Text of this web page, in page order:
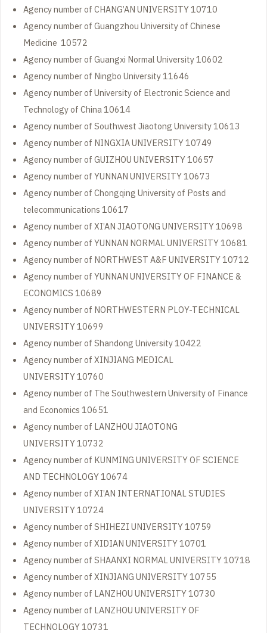
Agency number of CHANG’AN UNIVERSITY 10710
Agency number of Guangzhou University of Chinese
Medicine 10572
Agency number of Guangxi Normal University 10602
Agency number of Ningbo University 11646
Agency number of University of Electronic Science and
Technology of China 10614
Agency number of Southwest Jiaotong University 10613
Agency number of NINGXIA UNIVERSITY 10749
Agency number of GUIZHOU UNIVERSITY 10657
Agency number of YUNNAN UNIVERSITY 10673
Agency number of Chongqing University of Posts and
telecommunications 10617
Agency number of XI’AN JIAOTONG UNIVERSITY 10698
Agency number of YUNNAN NORMAL UNIVERSITY 10681
Agency number of NORTHWEST A&F UNIVERSITY 10712
Agency number of YUNNAN UNIVERSITY OF FINANCE &
ECONOMICS 10689
Agency number of NORTHWESTERN PLOY-TECHNICAL
UNIVERSITY 10699
Agency number of Shandong University 10422
Agency number of XINJIANG MEDICAL
UNIVERSITY 10760
Agency number of The Southwestern University of Finance
and Economics 10651
Agency number of LANZHOU JIAOTONG
UNIVERSITY 10732
Agency number of KUNMING UNIVERSITY OF SCIENCE
AND TECHNOLOGY 10674
Agency number of XI’AN INTERNATIONAL STUDIES
UNIVERSITY 10724
Agency number of SHIHEZI UNIVERSITY 10759
Agency number of XIDIAN UNIVERSITY 10701
Agency number of SHAANXI NORMAL UNIVERSITY 10718
Agency number of XINJIANG UNIVERSITY 10755
Agency number of LANZHOU UNIVERSITY 10730
Agency number of LANZHOU UNIVERSITY OF
TECHNOLOGY 10731